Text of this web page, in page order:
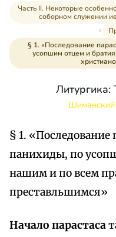
Часть II. Некоторые
соборном служении
§ 1. «Последование
усопшим отцем и
Литургика:
Шиманский
§ 1. «Последование
панихиды, по
нашим и по всем
преставльшимся»
Начало парастаса